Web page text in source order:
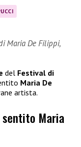
Maria De Filippi,
del Festival di
Maria De
artista.
Maria